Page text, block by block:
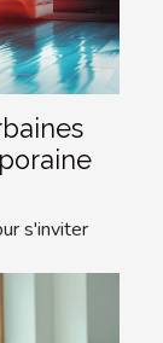
s'inviter